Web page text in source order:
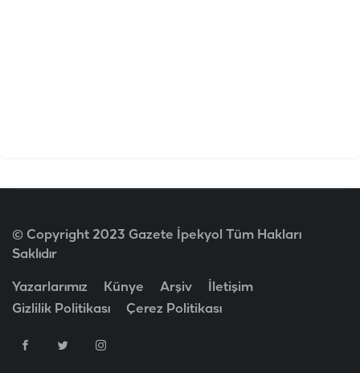
© Copyright 2023 Gazete İpekyol Tüm Hakları
Saklıdır
Yazarlarımız Künye Arşiv
İletişim
Gizlilik Politikası
Çerez Politikası